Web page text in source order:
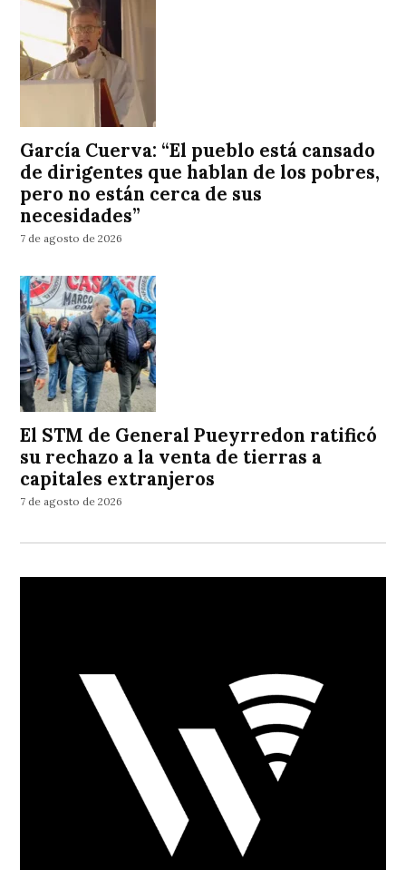
García Cuerva: “El pueblo está cansado
de dirigentes que hablan de los pobres,
pero no están cerca de sus
necesidades”
7 de agosto de 2026
El STM de General Pueyrredon ratificó
su rechazo a la venta de tierras a
capitales extranjeros
7 de agosto de 2026